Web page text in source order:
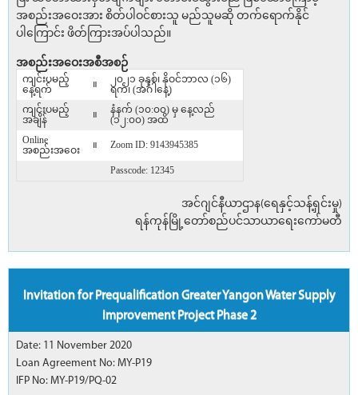
အစည်းအဝေးအား စိတ်ပါဝင်စားသူ မည်သူမဆို တက်ရောက်နိုင်
ပါ‌ကြောင်း ဖိတ်ကြားအပ်ပါသည်။
အစည်းအဝေးအစီအစဉ်
ကျင်းပမည့်
နေ့ရက်
။
၂၀၂၁ ခုနှစ်၊ နိုဝင်ဘာလ (၁၆)
ရက်၊ (အင်္ဂါနေ့)
ကျင်းပမည့်
အချိန်
။
နံနက် (၁၀:၀၀) မှ နေ့လည်
(၁၂:၀၀) အထိ
Online
အစည်းအဝေး
။ Zoom ID: 9143945385
Passcode: 12345
အင်ဂျင်နီယာဌာန(ရေနှင့်သန့်ရှင်းမှု)
ရန်ကုန်မြို့တော်စည်ပင်သာယာရေးကော်မတီ
Invitation for Prequalification Greater Yangon Water Supply
Improvement Project Phase 2
Date: 11 November 2020
Loan Agreement No: MY-P19
IFP No: MY-P19/PQ-02